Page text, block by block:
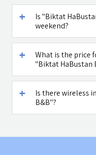
Is "Biktat
weekend?
What is the price
"Biktat HaBustan
Is there wireless
B&B"?